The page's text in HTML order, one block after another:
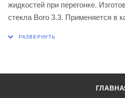
жидкостей при перегонке.
стекла Boro 3.3. Применяется в